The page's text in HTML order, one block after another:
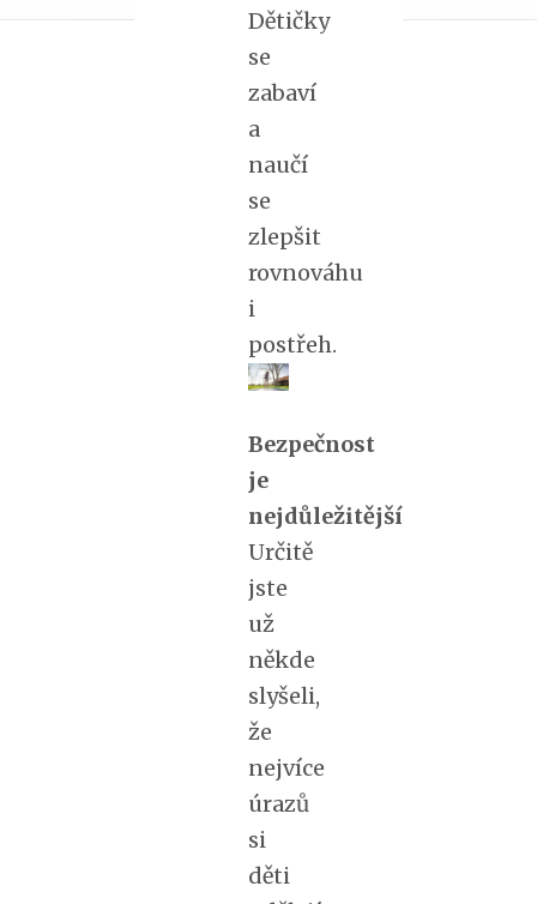
Dětičky
se
zabaví
a
naučí
se
zlepšit
rovnováhu
i
postřeh.
Bezpečnost
je
nejdůležitější
Určitě
jste
už
někde
slyšeli,
že
nejvíce
úrazů
si
děti